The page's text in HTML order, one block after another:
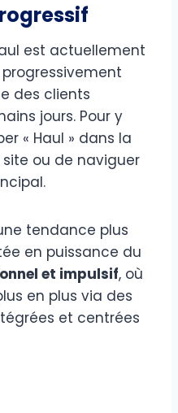
est actuellement
des clients
jours. Pour y
« Haul » dans la
ou de naviguer
tendance plus
en puissance du
et impulsif, où
en plus via des
et centrées